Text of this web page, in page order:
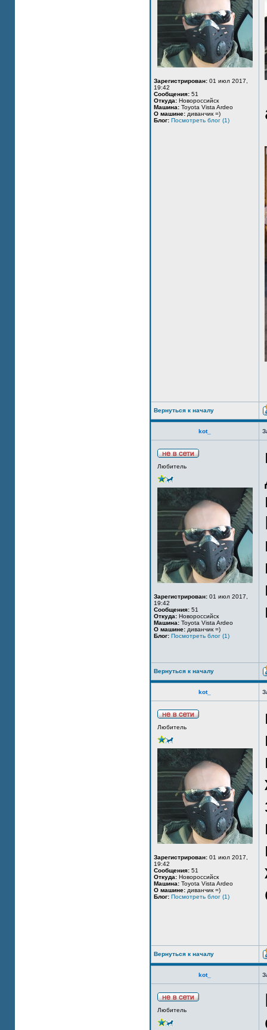
Зарегистрирован: 01 июл 2017,
19:42
Сообщения: 51
Откуда: Новороссийск
Машина: Toyota Vista Ardeo
О машине: диванчик =)
Блог: Посмотреть блог (1)
Вернуться к началу
kot_
Любитель
Зарегистрирован: 01 июл 2017,
19:42
Сообщения: 51
Откуда: Новороссийск
Машина: Toyota Vista Ardeo
О машине: диванчик =)
Блог: Посмотреть блог (1)
Вернуться к началу
kot_
Любитель
Зарегистрирован: 01 июл 2017,
19:42
Сообщения: 51
Откуда: Новороссийск
Машина: Toyota Vista Ardeo
О машине: диванчик =)
Блог: Посмотреть блог (1)
Вернуться к началу
kot_
Любитель